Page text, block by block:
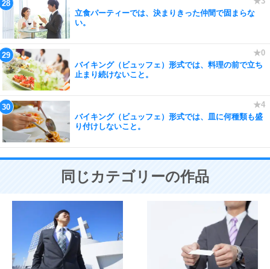
立食パーティーでは、決まりきった仲間で固まらな
い。
バイキング（ビュッフェ）形式では、料理の前で立ち
止まり続けないこと。
バイキング（ビュッフェ）形式では、皿に何種類も盛
り付けしないこと。
同じカテゴリーの作品